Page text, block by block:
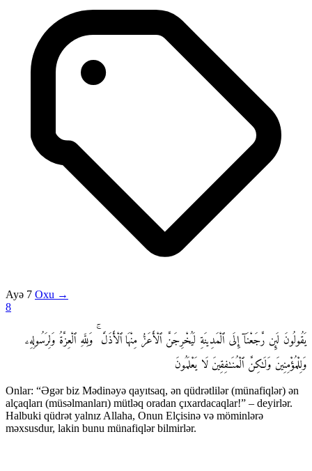
Ayə 7 Oxu →
8
يَقُولُونَ لَئِن رَّجَعْنَآ إِلَى ٱلْمَدِينَةِ لَيُخْرِجَنَّ ٱلْأَعَزُّ مِنْهَا ٱلْأَذَلَّ ۚ وَلِلَّهِ ٱلْعِزَّةُ وَلِرَسُولِهِۦ
وَلِلْمُؤْمِنِينَ وَلَـٰكِنَّ ٱلْمُنَـٰفِقِينَ لَا يَعْلَمُونَ
Onlar: “Əgər biz Mədinəyə qayıtsaq, ən qüdrətlilər (münafiqlər) ən
alçaqları (müsəlmanları) mütləq oradan çıxardacaqlar!” – deyirlər.
Halbuki qüdrət yalnız Allaha, Onun Elçisinə və möminlərə
məxsusdur, lakin bunu münafiqlər bilmirlər.